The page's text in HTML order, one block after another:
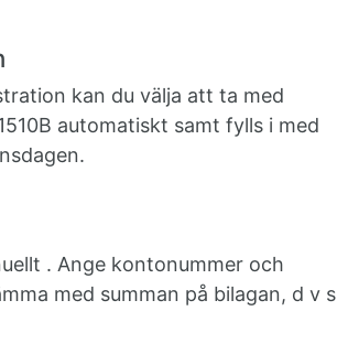
kan du välja att ta med
automatiskt samt fylls i med
. Ange kontonummer och
med summan på bilagan, d v s